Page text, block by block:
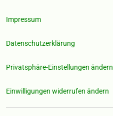
Impressum
Datenschutzerklärung
Privatsphäre-Einstellungen ändern
Einwilligungen widerrufen ändern